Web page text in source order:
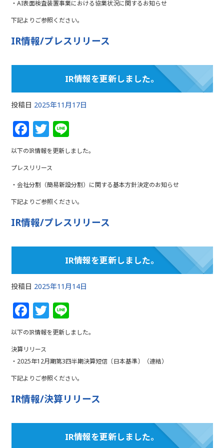
b
o
o
k
r
・AI表面検査装置事業における協業状況に関するお知らせ
下記よりご参照ください。
IR情報/プレスリリース
IR情報を更新しました。
投稿日 2025年11月17日
F
a
c
e
b
o
o
k
T
w
itt
e
r
n
e
以下のIR情報を更新しました。
プレスリリース
・会社分割（簡易新設分割）に関する基本方針決定のお知らせ
下記よりご参照ください。
IR情報/プレスリリース
IR情報を更新しました。
投稿日 2025年11月14日
F
a
c
e
b
o
o
k
T
w
itt
e
r
n
e
以下のIR情報を更新しました。
決算リリース
・2025年12月期第3四半期決算短信〔日本基準〕（連結）
下記よりご参照ください。
IR情報/決算リリース
IR情報を更新しました。